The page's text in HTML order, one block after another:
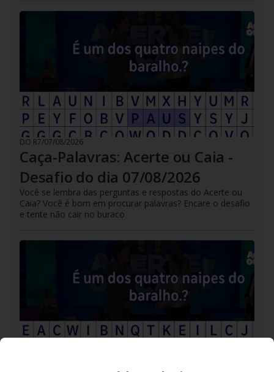
DO R7/07/08/2026
Caça-Palavras: Acerte ou Caia -
Desafio do dia 07/08/2026
Você se lembra das perguntas e respostas do Acerte ou
Caia? Você é bom em procurar palavras? Encare o desafio
e tente não cair no buraco